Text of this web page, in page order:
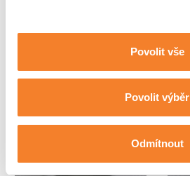
Povolit vše
Povolit výběr
Odmítnout